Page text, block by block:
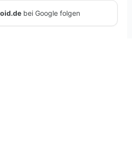
bei Google folgen